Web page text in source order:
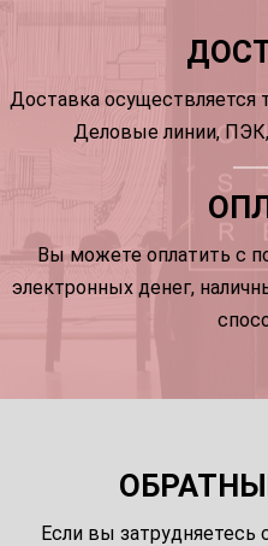
Доставка осуществляется
Деловые линии,
Вы можете оплатить с
электронных денег,
Если вы затрудняетесь